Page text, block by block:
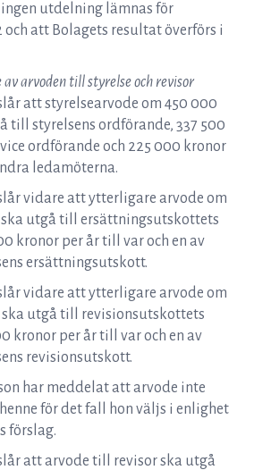
utdelning lämnas för
att Bolagets resultat överförs i
arvoden till styrelse och revisor
att styrelsearvode om 450 000
till styrelsens ordförande, 337 500
ordförande och 225 000 kronor
ledamöterna.
vidare att ytterligare arvode om
utgå till ersättningsutskottets
kronor per år till var och en av
ersättningsutskott.
vidare att ytterligare arvode om
utgå till revisionsutskottets
kronor per år till var och en av
revisionsutskott.
har meddelat att arvode inte
för det fall hon väljs i enlighet
förslag.
att arvode till revisor ska utgå